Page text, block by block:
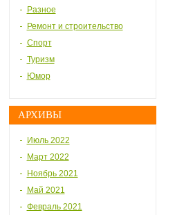
Разное
Ремонт и строительство
Спорт
Туризм
Юмор
АРХИВЫ
Июль 2022
Март 2022
Ноябрь 2021
Май 2021
Февраль 2021